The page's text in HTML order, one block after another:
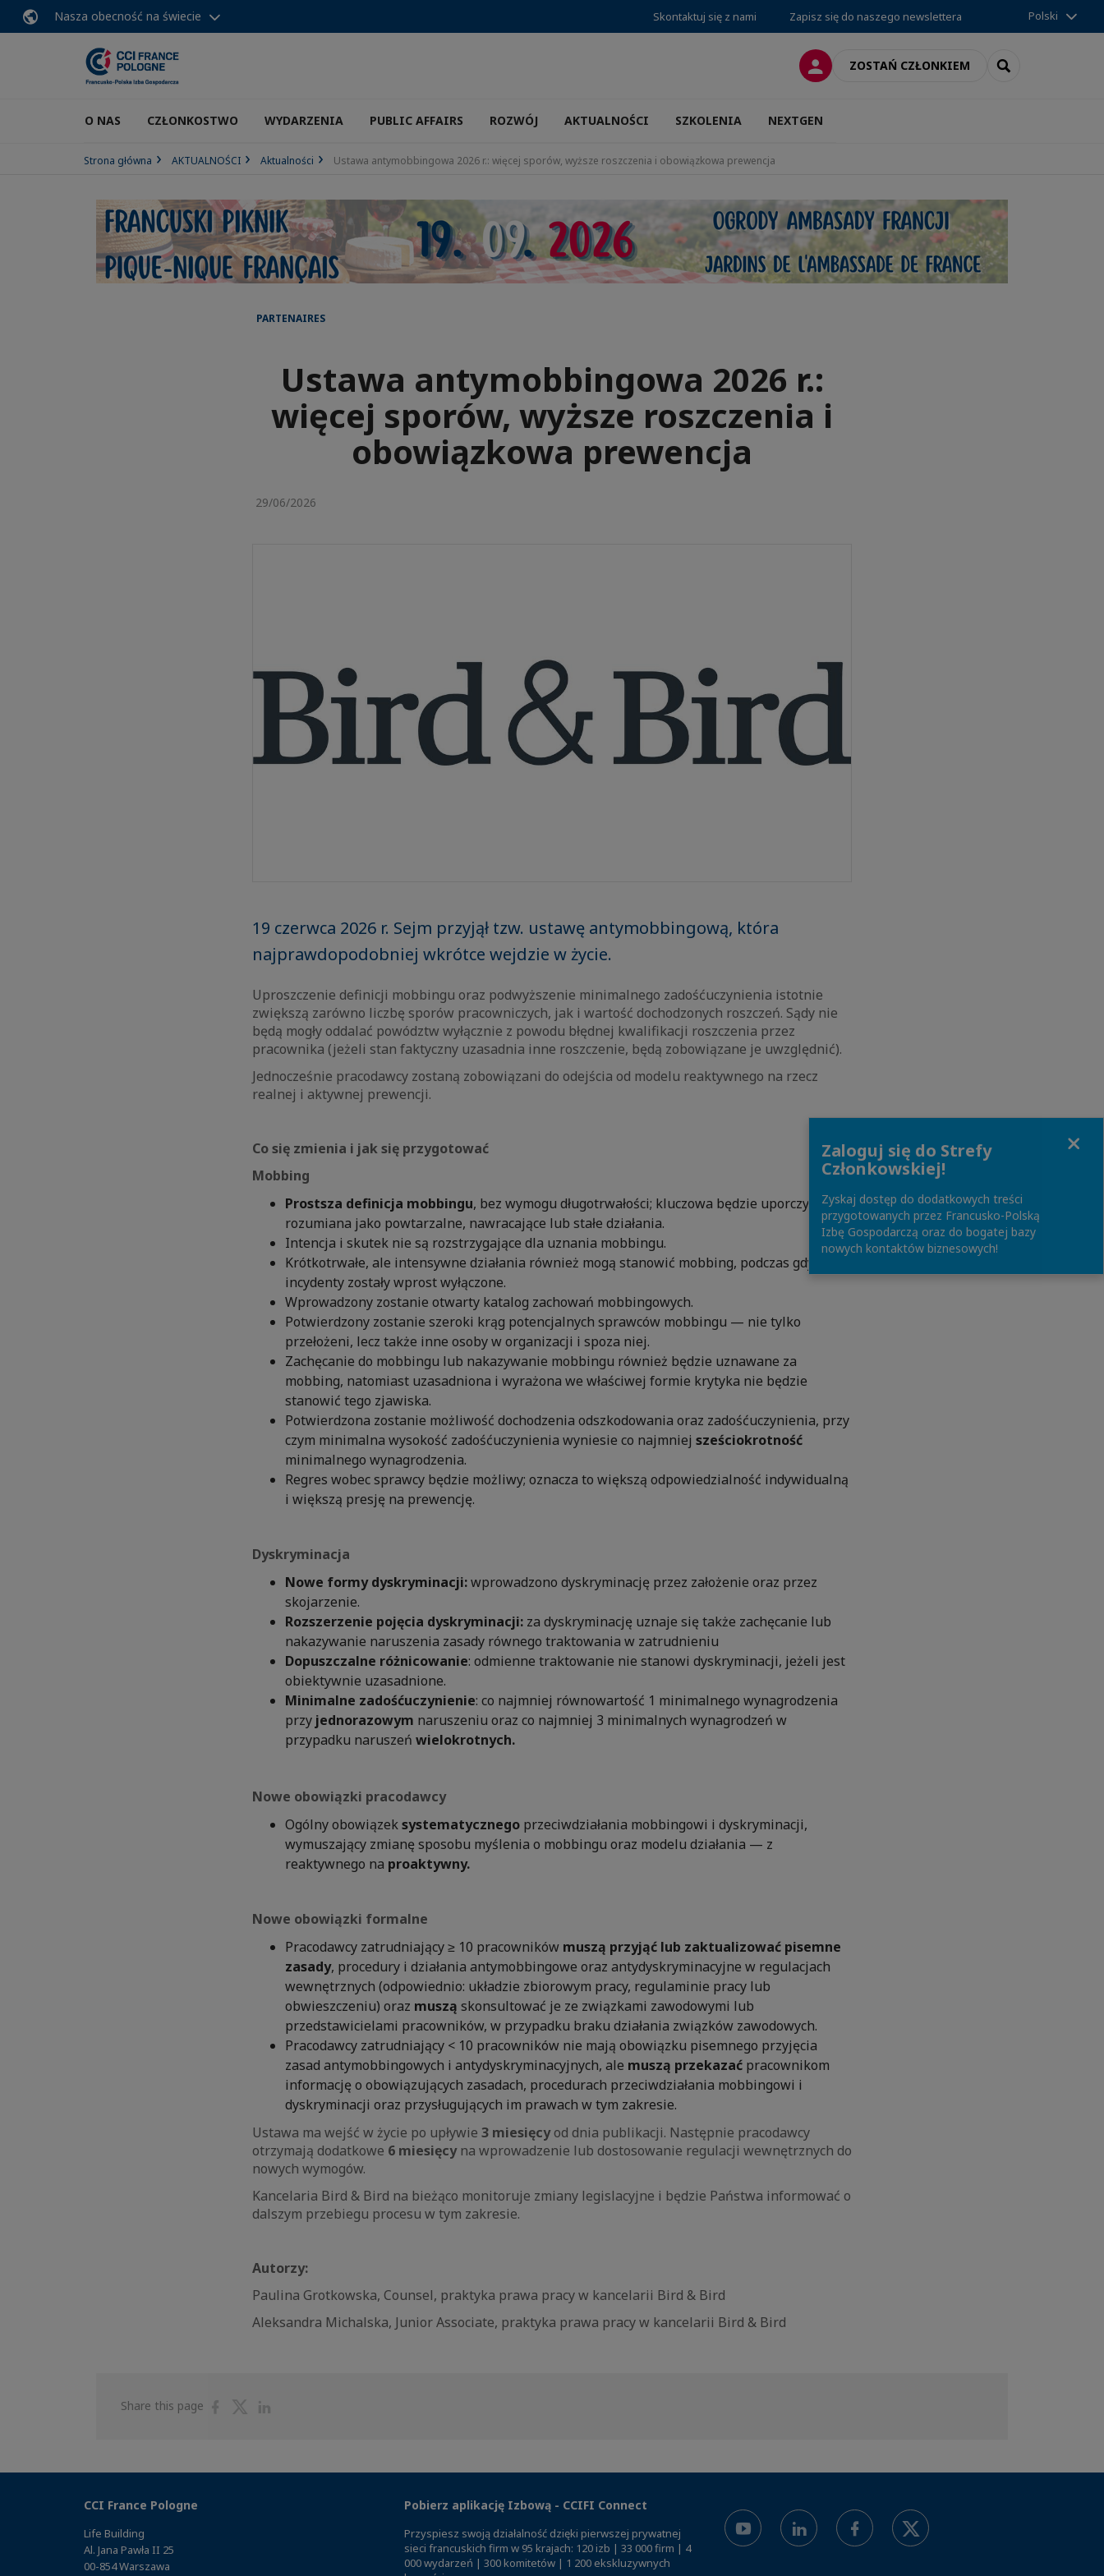
Nasza obecność na świecie Skontaktuj się z nami Zapisz się do naszego newslettera Polski
LOGOWANIEZOSTAŃ CZŁONKIEM SEARCH
O NAS CZŁONKOSTWO WYDARZENIA PUBLIC AFFAIRS ROZWÓJ AKTUALNOŚCI SZKOLENIA NEXTGEN
Strona główna AKTUALNOŚCI Aktualności Ustawa antymobbingowa 2026 r.: więcej sporów, wyższe roszczenia i obowiązkowa prewencja
PARTENAIRES
Ustawa antymobbingowa 2026 r.:
więcej sporów, wyższe roszczenia i
obowiązkowa prewencja
29/06/2026
19 czerwca 2026 r. Sejm przyjął tzw. ustawę antymobbingową, która
najprawdopodobniej wkrótce wejdzie w życie.
Uproszczenie definicji mobbingu oraz podwyższenie minimalnego zadośćuczynienia istotnie
zwiększą zarówno liczbę sporów pracowniczych, jak i wartość dochodzonych roszczeń. Sądy nie
będą mogły oddalać powództw wyłącznie z powodu błędnej kwalifikacji roszczenia przez
pracownika (jeżeli stan faktyczny uzasadnia inne roszczenie, będą zobowiązane je uwzględnić).
Jednocześnie pracodawcy zostaną zobowiązani do odejścia od modelu reaktywnego na rzecz
realnej i aktywnej prewencji.
Co się zmienia i jak się przygotować
Mobbing
Prostsza definicja mobbingu, bez wymogu długotrwałości; kluczowa będzie uporczywość
rozumiana jako powtarzalne, nawracające lub stałe działania.
Intencja i skutek nie są rozstrzygające dla uznania mobbingu.
Krótkotrwałe, ale intensywne działania również mogą stanowić mobbing, podczas gdy
incydenty zostały wprost wyłączone.
Wprowadzony zostanie otwarty katalog zachowań mobbingowych.
Potwierdzony zostanie szeroki krąg potencjalnych sprawców mobbingu — nie tylko
przełożeni, lecz także inne osoby w organizacji i spoza niej.
Zachęcanie do mobbingu lub nakazywanie mobbingu również będzie uznawane za
mobbing, natomiast uzasadniona i wyrażona we właściwej formie krytyka nie będzie
stanowić tego zjawiska.
Potwierdzona zostanie możliwość dochodzenia odszkodowania oraz zadośćuczynienia, przy
czym minimalna wysokość zadośćuczynienia wyniesie co najmniej sześciokrotność
minimalnego wynagrodzenia.
Regres wobec sprawcy będzie możliwy; oznacza to większą odpowiedzialność indywidualną
i większą presję na prewencję.
Dyskryminacja
Nowe formy dyskryminacji:wprowadzono dyskryminację przez założenie oraz przez
skojarzenie.
Rozszerzenie pojęcia dyskryminacji: za dyskryminację uznaje się także zachęcanie lub
nakazywanie naruszenia zasady równego traktowania w zatrudnieniu
Dopuszczalne różnicowanie: odmienne traktowanie nie stanowi dyskryminacji, jeżeli jest
obiektywnie uzasadnione.
Minimalne zadośćuczynienie: co najmniej równowartość 1 minimalnego wynagrodzenia
przy jednorazowym naruszeniu oraz co najmniej 3 minimalnych wynagrodzeń w
przypadku naruszeń wielokrotnych.
Nowe obowiązki pracodawcy
Ogólny obowiązeksystematycznego przeciwdziałania mobbingowi i dyskryminacji,
wymuszający zmianę sposobu myślenia o mobbingu oraz modelu działania — z
reaktywnego na proaktywny.
Nowe obowiązki formalne
Pracodawcy zatrudniający ≥ 10 pracowników muszą przyjąć lub zaktualizować pisemne
zasady, procedury i działania antymobbingowe oraz antydyskryminacyjne w regulacjach
wewnętrznych (odpowiednio: układzie zbiorowym pracy, regulaminie pracy lub
obwieszczeniu) oraz muszą skonsultować je ze związkami zawodowymi lub
przedstawicielami pracowników, w przypadku braku działania związków zawodowych.
Pracodawcy zatrudniający < 10 pracowników nie mają obowiązku pisemnego przyjęcia
zasad antymobbingowych i antydyskryminacyjnych, ale muszą przekazać pracownikom
informację o obowiązujących zasadach, procedurach przeciwdziałania mobbingowi i
dyskryminacji oraz przysługujących im prawach w tym zakresie.
Ustawa ma wejść w życie po upływie 3 miesięcyod dnia publikacji. Następnie pracodawcy
otrzymają dodatkowe 6 miesięcyna wprowadzenie lub dostosowanie regulacji wewnętrznych do
nowych wymogów.
Kancelaria Bird & Bird na bieżąco monitoruje zmiany legislacyjne i będzie Państwa informować o
dalszym przebiegu procesu w tym zakresie.
Autorzy:
Paulina Grotkowska, Counsel, praktyka prawa pracy w kancelarii Bird & Bird
Aleksandra Michalska, Junior Associate, praktyka prawa pracy w kancelarii Bird & Bird
Share this page
ShareShare
CCI France Pologne
Life Building
Al. Jana Pawła II 25
00-854 Warszawa
Pobierz aplikację Izbową - CCIFI Connect
Przyspiesz swoją działalność dzięki pierwszej prywatnej
sieci francuskich firm w 95 krajach: 120 izb | 33 000 firm | 4
000 wydarzeń | 300 komitetów | 1 200 ekskluzywnych
Zaloguj się do Strefy
Członkowskiej!
Zyskaj dostęp do dodatkowych treści
przygotowanych przez Francusko-Polską
Izbę Gospodarczą oraz do bogatej bazy
nowych kontaktów biznesowych!